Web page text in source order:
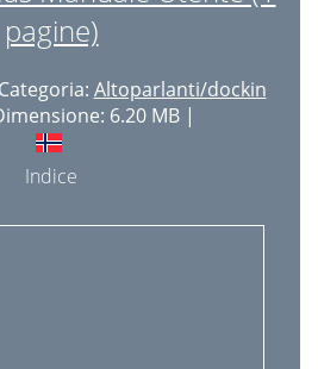
pagine)
Altoparlanti/dockin
6.20 MB |
Indice